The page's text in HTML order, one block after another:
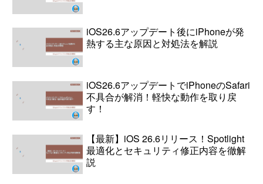
iOS26.6アップデート後にiPhoneが発
熱する主な原因と対処法を解説
iOS26.6アップデートでiPhoneのSafari
不具合が解消！軽快な動作を取り戻
す！
【最新】iOS 26.6リリース！Spotlight
最適化とセキュリティ修正内容を徹解
説